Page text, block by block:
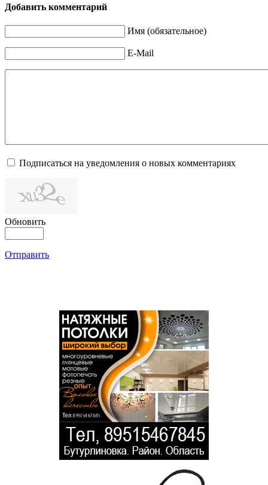
Добавить комментарий
Имя (обязательное)
E-Mail
Подписаться на уведомления о новых комментариях
Обновить
Отправить